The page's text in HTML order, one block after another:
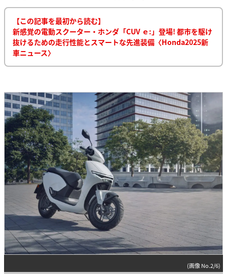
【この記事を最初から読む】
新感覚の電動スクーター・ホンダ「CUV ｅ:」登場! 都市を駆け
抜けるための走行性能とスマートな先進装備〈Honda2025新
車ニュース〉
(画像 No.2/6)